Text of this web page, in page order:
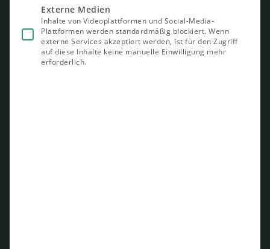
Externe Medien
Inhalte von Videoplattformen und Social-Media-
Plattformen werden standardmäßig blockiert. Wenn
externe Services akzeptiert werden, ist für den Zugriff
auf diese Inhalte keine manuelle Einwilligung mehr
erforderlich.